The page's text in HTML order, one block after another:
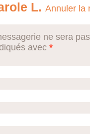
L. Annuler la
ne sera
avec *